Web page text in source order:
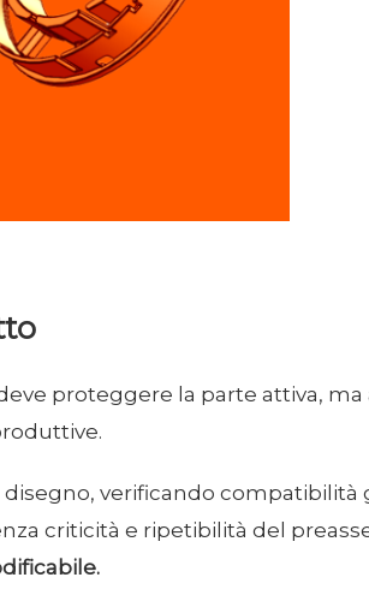
proteggere la parte attiva,
disegno, verificando
criticità e ripetibilità del